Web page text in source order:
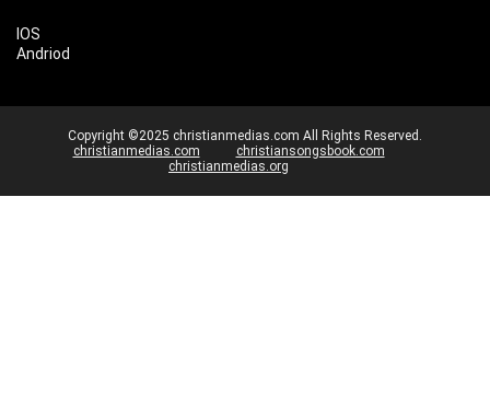
IOS
Andriod
Copyright ©2025 christianmedias.com All Rights Reserved.
christianmedias.com
christiansongsbook.com
christianmedias.org